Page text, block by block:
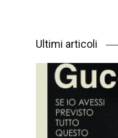
Ultimi articoli